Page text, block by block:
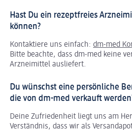
Hast Du ein rezeptfreies
können?
Kontaktiere uns einfach: dm-med
Bitte beachte, dass dm-med keine
Arzneimittel ausliefert.
Du wünschst eine persönliche
die von dm-med verkauft
Deine Zufriedenheit liegt uns am
Verständnis, dass wir als